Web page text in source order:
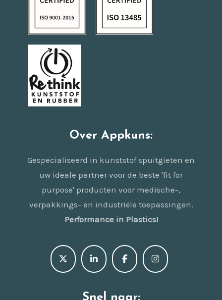
Over Appkuns:
Gespecialiseerd in kunststof spuitgieten en
uw ideale partner voor de beste 'fit for
purpose' producten voor medische-,
verpakkings- en industriële toepassingen.
Performance in Plastics!